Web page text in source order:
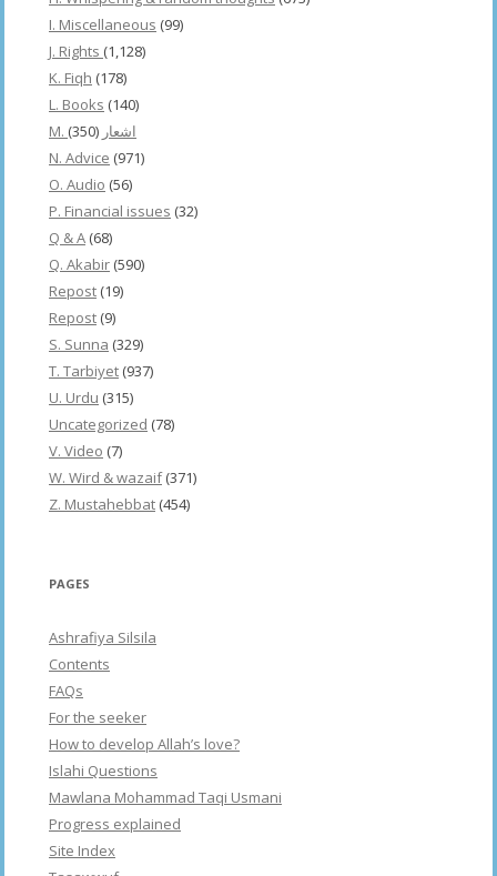
I. Miscellaneous (99)
J. Rights (1,128)
K. Fiqh (178)
L. Books (140)
M. اشعار (350)
N. Advice (971)
O. Audio (56)
P. Financial issues (32)
Q & A (68)
Q. Akabir (590)
Repost (19)
Repost (9)
S. Sunna (329)
T. Tarbiyet (937)
U. Urdu (315)
Uncategorized (78)
V. Video (7)
W. Wird & wazaif(371)
Z. Mustahebbat (454)
PAGES
Ashrafiya Silsila
Contents
FAQs
For the seeker
How to develop Allah’s love?
Islahi Questions
Mawlana Mohammad Taqi Usmani
Progress explained
Site Index